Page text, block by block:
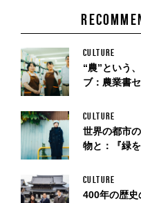
CULTURE
“農”という
ブ：農業書
CULTURE
世界の都市
物と：『緑
CULTURE
400年の歴史